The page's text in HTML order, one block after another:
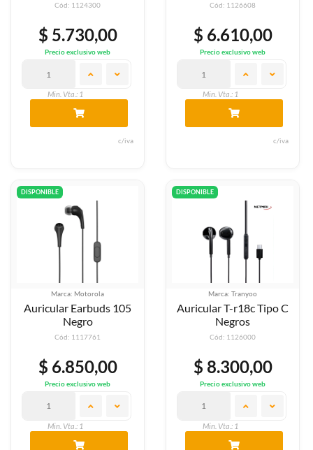
Cód: 1124300
$ 5.730,00
Precio exclusivo web
Min. Vta.: 1
c/iva
Cód: 1126608
$ 6.610,00
Precio exclusivo web
Min. Vta.: 1
c/iva
DISPONIBLE
Marca: Motorola
Auricular Earbuds 105
Negro
Cód: 1117761
$ 6.850,00
Precio exclusivo web
Min. Vta.: 1
DISPONIBLE
Marca: Tranyoo
Auricular T-r18c Tipo C
Negros
Cód: 1126000
$ 8.300,00
Precio exclusivo web
Min. Vta.: 1